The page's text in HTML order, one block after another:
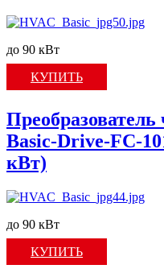
до 90 кВт
КУПИТЬ
Basic-Drive-FC-
кВт)
до 90 кВт
КУПИТЬ